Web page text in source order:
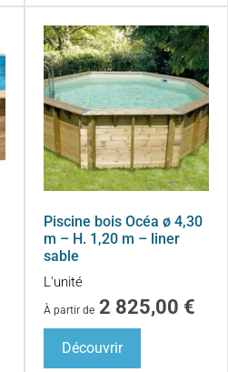
Piscine bois Océa ø 4,30
m – H. 1,20 m – liner
sable
L'unité
À partir de 2 825,00 €
Découvrir